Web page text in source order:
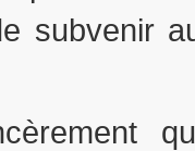
subvenir